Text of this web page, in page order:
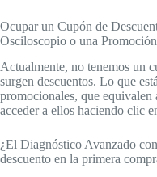
Ocupar un Cupón de
Osciloscopio o una
Actualmente, no tenemos un
surgen descuentos. Lo que
promocionales, que equivalen
acceder a ellos haciendo clic
¿El Diagnóstico Avanzado
descuento en la primera